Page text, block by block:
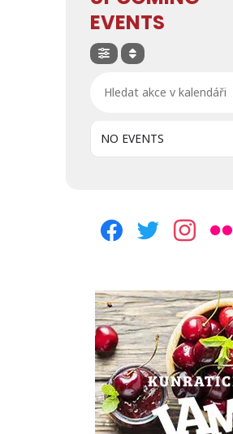
EVENTS
NO EVENTS
facebooktwitterinstagram
flickr